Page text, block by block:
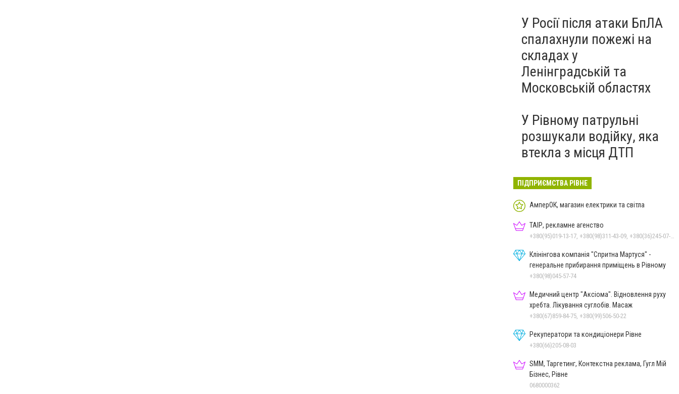
У Росії після атаки БпЛА
спалахнули пожежі на
складах у
Ленінградській та
Московській областях
У Рівному патрульні
розшукали водійку, яка
втекла з місця ДТП
ПІДПРИЄМСТВА РІВНЕ
АмперОК, магазин електрики та світла
ТАІР, рекламне агенство
+380(95)019-13-17, +380(98)311-43-09, +380(36)245-07-05
Клінінгова компанія "Спритна Мартуся" -
генеральне прибирання приміщень в Рівному
+380(98)045-57-74
Медичний центр "Аксіома". Відновлення руху
хребта. Лікування суглобів. Масаж
+380(67)859-84-75, +380(99)506-50-22
Рекуператори та кондиціонери Рівне
+380(66)205-08-03
SMM, Таргетинг, Контекстна реклама, Гугл Мій
Бізнес, Рівне
0680000362